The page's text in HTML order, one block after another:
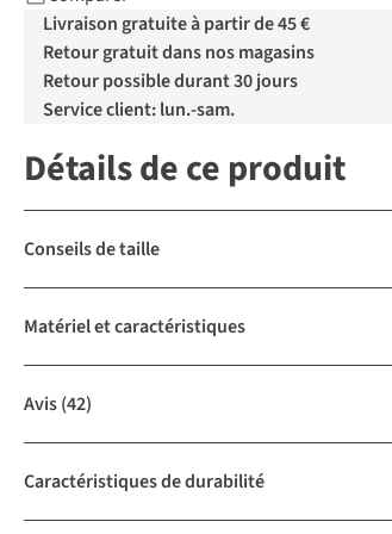
Livraison gratuite à partir de 45 €
Retour gratuit dans nos magasins
Retour possible durant 30 jours
Service client: lun.-sam.
Détails de ce produit
Conseils de taille
Matériel et caractéristiques
Avis(42)
Caractéristiques de durabilité